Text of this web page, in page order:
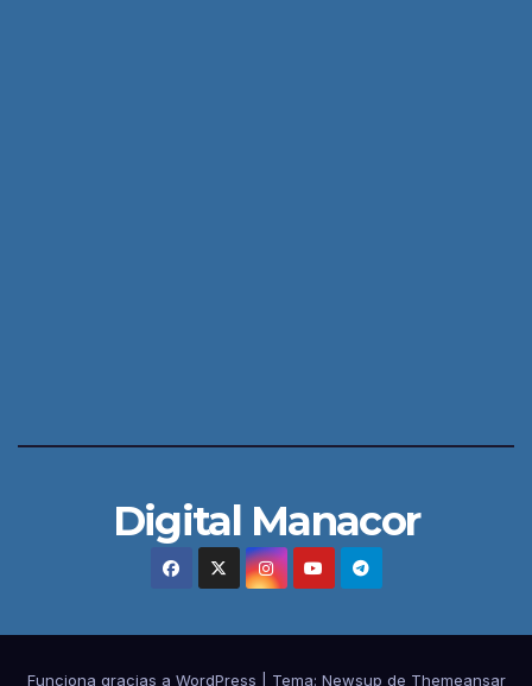
Digital Manacor
Funciona gracias a WordPress Tema: Newsup de Themeansar